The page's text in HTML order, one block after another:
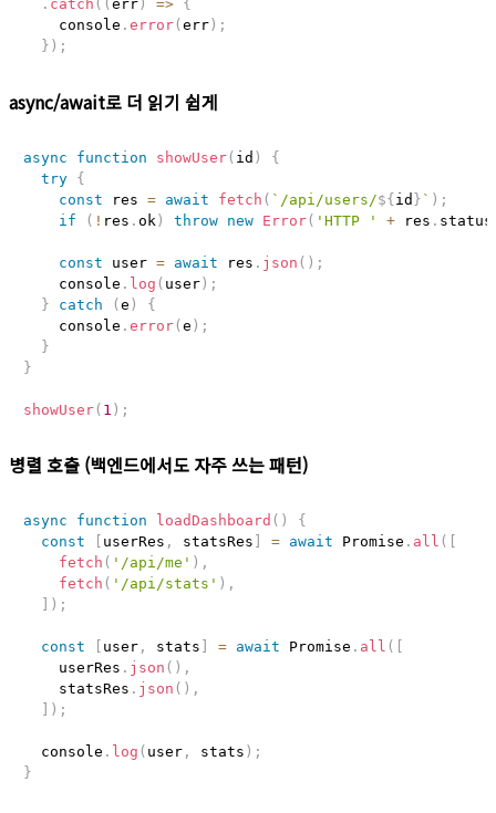
. catch ( ( err) =>
{
    console
. error( err) ;
} ) ;
async/await로 더 읽기 쉽게
async function showUser( id )
{
try
{
const res = await fetch ( ` /api/users/${id } ` ) ;
if
( ! res . ok ) throw new Error( 'HTTP ' + res . status
const user = await res . json ( ) ;
    console
. log ( user) ;
}
catch (e )
{
    console
. error(e ) ;
}
}
showUser( 1 ) ;
병렬 호출 (백엔드에서도 자주 쓰는 패턴)
async function loadDashboard ( )
{
const
userRes , statsRes = await Promise . all (
fetch ( '/api/me' ) ,
fetch ( '/api/stats' ) ,
) ;
const user, stats = await Promise . all (
    userRes
. json ( ) ,
    statsRes
. json ( ) ,
) ;
  console
. log ( user, stats ) ;
}